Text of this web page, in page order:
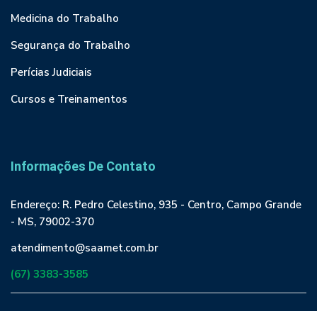
Medicina do Trabalho
Segurança do Trabalho
Perícias Judiciais
Cursos e Treinamentos
Informações De Contato
Endereço: R. Pedro Celestino, 935 - Centro, Campo Grande
- MS, 79002-370
atendimento@saamet.com.br
(67) 3383-3585